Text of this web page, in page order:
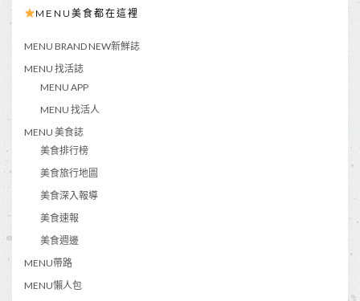
MENU美食都在這裡
MENU BRAND NEW新鮮誌
MENU 找活誌
MENU APP
MENU 找活人
MENU 美食誌
美食排行榜
美食旅行地圖
美食深入報導
美食速報
美食週邊
MENU帶路
MENU懶人包